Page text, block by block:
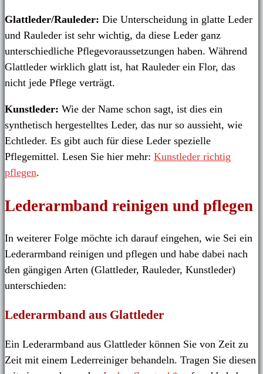
Glattleder/Rauleder: Die Unterscheidung in glatte Leder
und Rauleder ist sehr wichtig, da diese Leder ganz
unterschiedliche Pflegevoraussetzungen haben. Während
Glattleder wirklich glatt ist, hat Rauleder ein Flor, das
nicht jede Pflege verträgt.
Kunstleder: Wie der Name schon sagt, ist dies ein
synthetisch hergestelltes Leder, das nur so aussieht, wie
Echtleder. Es gibt auch für diese Leder spezielle
Pflegemittel. Lesen Sie hier mehr: Kunstleder richtig
pflegen.
Lederarmband reinigen und pflegen
In weiterer Folge möchte ich darauf eingehen, wie Sei ein
Lederarmband reinigen und pflegen und habe dabei nach
den gängigen Arten (Glattleder, Rauleder, Kunstleder)
unterschieden:
Lederarmband aus Glattleder
Ein Lederarmband aus Glattleder können Sie von Zeit zu
Zeit mit einem Lederreiniger behandeln. Tragen Sie diesen